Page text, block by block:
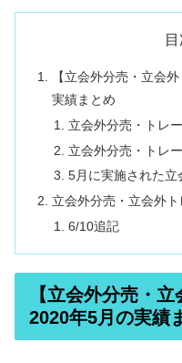
【立会外分売・立会
実績まとめ
立会外分売・トレ
立会外分売・トレ
5月に実施された立
立会外分売・立会外
6/10追記
【立会外分売・
2020年5月の実績